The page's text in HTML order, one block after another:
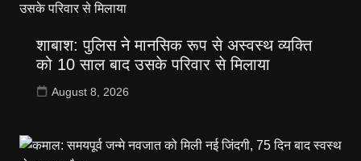
शाबाश: पुलिस ने मानसिक रूप से अस्वस्थ व्यक्ति
को 10 साल बाद उसके परिवार से मिलाया
August 8, 2026